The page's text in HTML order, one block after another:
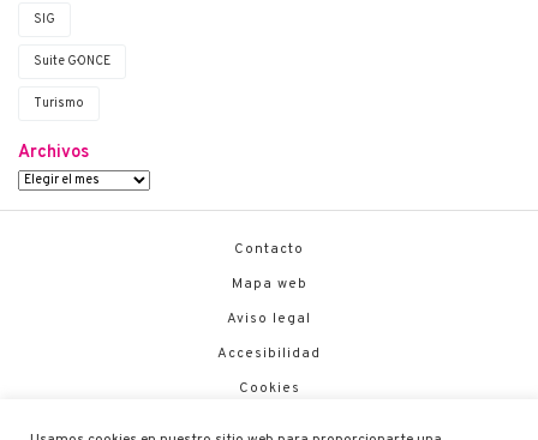
SIG
Suite G·ONCE
Turismo
Archivos
Contacto
Mapa web
Aviso legal
Accesibilidad
Cookies